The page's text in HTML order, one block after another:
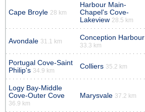
Cape Broyle 28 km
Harbour Main-
Chapel's Cove-
Lakeview 28.5 km
Avondale 31.1 km Conception Harbour
33.3 km
Portugal Cove-Saint
Philip's 34.9 km
Colliers 35.2 km
Logy Bay-Middle
Cove-Outer Cove
36.9 km
Marysvale 37.2 km